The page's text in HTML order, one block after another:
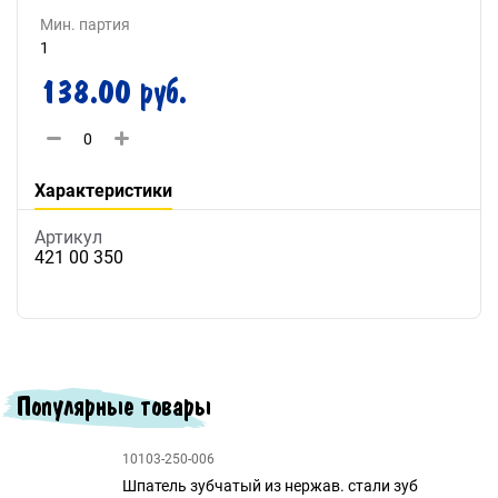
Мин. партия
1
138.00 руб.
Характеристики
Артикул
421 00 350
Популярные товары
10103-250-006
Шпатель зубчатый из нержав. стали зуб